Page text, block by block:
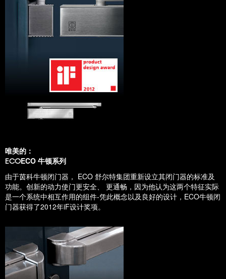
唯美的：
ECOECO 牛顿系列
由于茵科牛顿闭门器， ECO 舒尔特集团重新设立其闭门器的标准及
功能。创新的动力使门更安全、 更通畅，因为他认为这两个特征实际
是一个系统中相互作用的组件-凭此概念以及良好的设计，ECO牛顿闭
门器获得了2012年iF设计奖项。